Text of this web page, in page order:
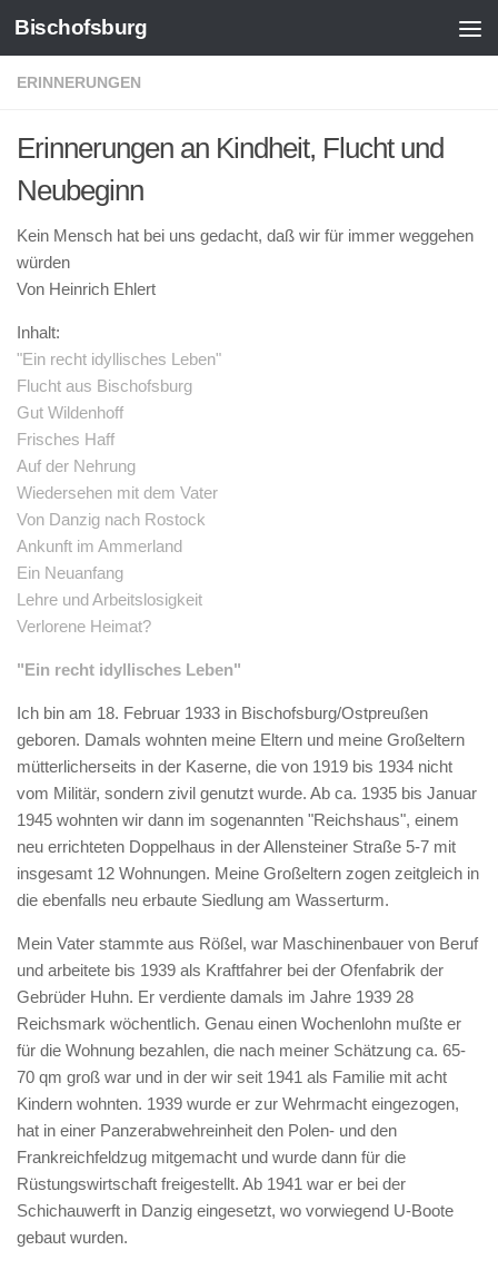
Zum Inhalt springen
Bischofsburg
ERINNERUNGEN
Erinnerungen an Kindheit, Flucht und
Neubeginn
Kein Mensch hat bei uns gedacht, daß wir für immer weggehen
würden
Von Heinrich Ehlert
Inhalt:
"Ein recht idyllisches Leben"
Flucht aus Bischofsburg
Gut Wildenhoff
Frisches Haff
Auf der Nehrung
Wiedersehen mit dem Vater
Von Danzig nach Rostock
Ankunft im Ammerland
Ein Neuanfang
Lehre und Arbeitslosigkeit
Verlorene Heimat?
"Ein recht idyllisches Leben"
Ich bin am 18. Februar 1933 in Bischofsburg/Ostpreußen
geboren. Damals wohnten meine Eltern und meine Großeltern
mütterlicherseits in der Kaserne, die von 1919 bis 1934 nicht
vom Militär, sondern zivil genutzt wurde. Ab ca. 1935 bis Januar
1945 wohnten wir dann im sogenannten "Reichshaus", einem
neu errichteten Doppelhaus in der Allensteiner Straße 5-7 mit
insgesamt 12 Wohnungen. Meine Großeltern zogen zeitgleich in
die ebenfalls neu erbaute Siedlung am Wasserturm.
Mein Vater stammte aus Rößel, war Maschinenbauer von Beruf
und arbeitete bis 1939 als Kraftfahrer bei der Ofenfabrik der
Gebrüder Huhn. Er verdiente damals im Jahre 1939 28
Reichsmark wöchentlich. Genau einen Wochenlohn mußte er
für die Wohnung bezahlen, die nach meiner Schätzung ca. 65-
70 qm groß war und in der wir seit 1941 als Familie mit acht
Kindern wohnten. 1939 wurde er zur Wehrmacht eingezogen,
hat in einer Panzerabwehreinheit den Polen- und den
Frankreichfeldzug mitgemacht und wurde dann für die
Rüstungswirtschaft freigestellt. Ab 1941 war er bei der
Schichauwerft in Danzig eingesetzt, wo vorwiegend U-Boote
gebaut wurden.